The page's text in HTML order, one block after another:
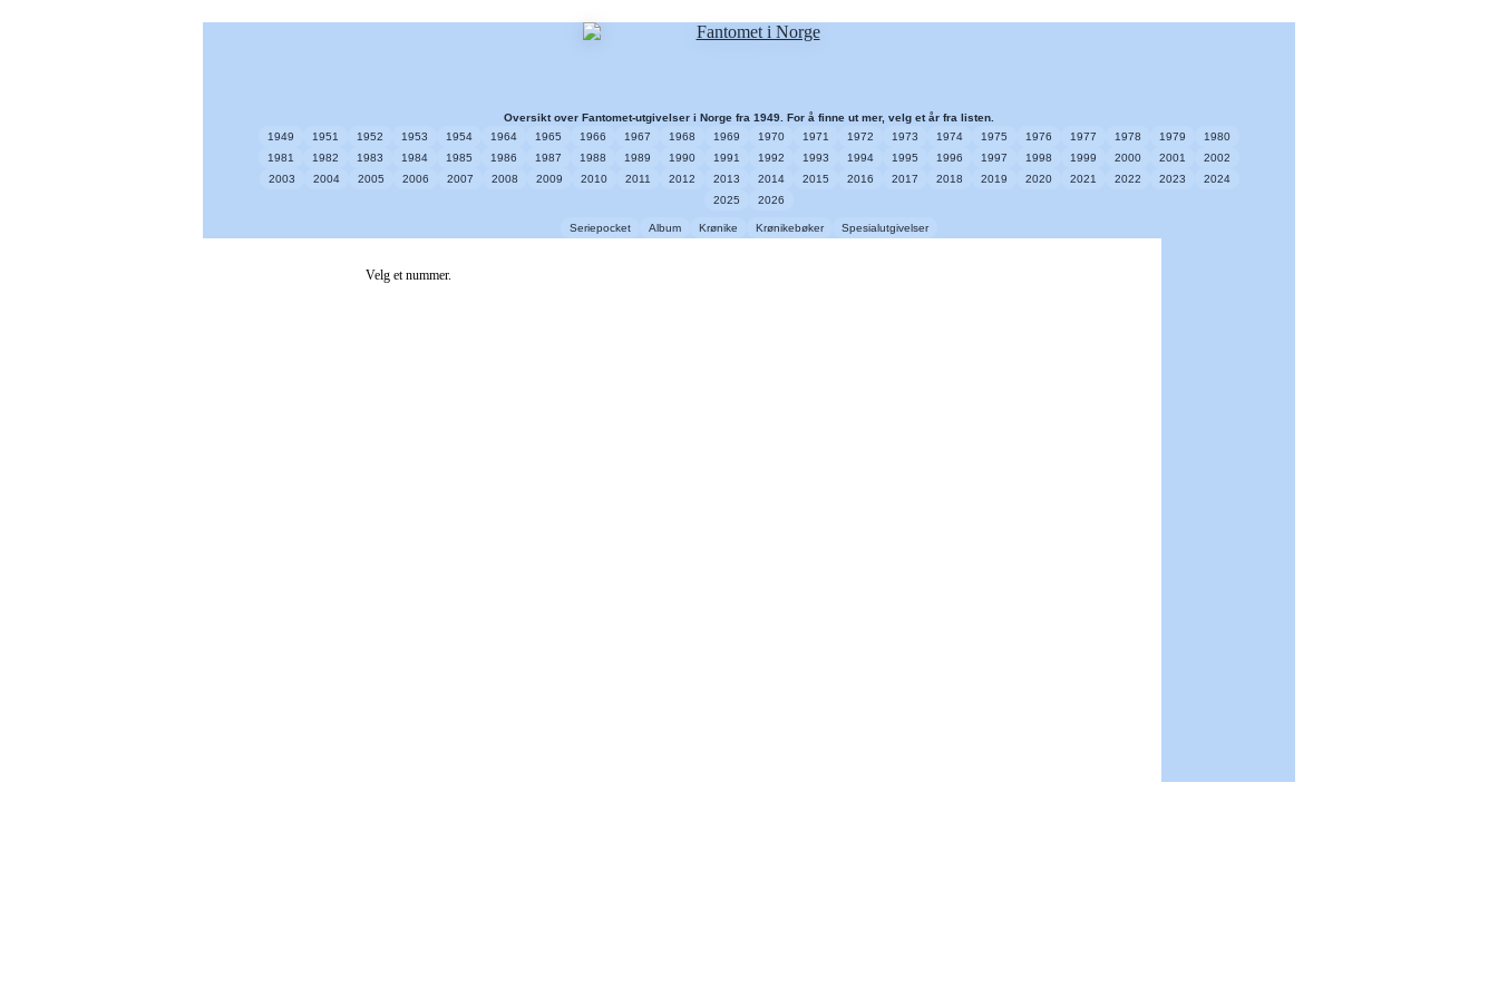
Oversikt over Fantomet-utgivelser i Norge fra 1949. For å finne ut mer, velg et år fra listen.
1949
1951 1952 1953 1954 1964 1965 1966 1967 1968 1969 1970 1971 1972 1973 1974 1975 1976 1977 1978 1979
1980
1981
1982 1983 1984 1985 1986 1987 1988 1989 1990 1991 1992 1993 1994 1995 1996 1997 1998 1999 2000 2001
2002
2003
2004 2005 2006 2007 2008 2009 2010 2011 2012 2013 2014 2015 2016 2017 2018 2019 2020 2021 2022 2023
2024
2025
2026
Seriepocket Album Krønike Krønikebøker Spesialutgivelser
Velg et nummer.